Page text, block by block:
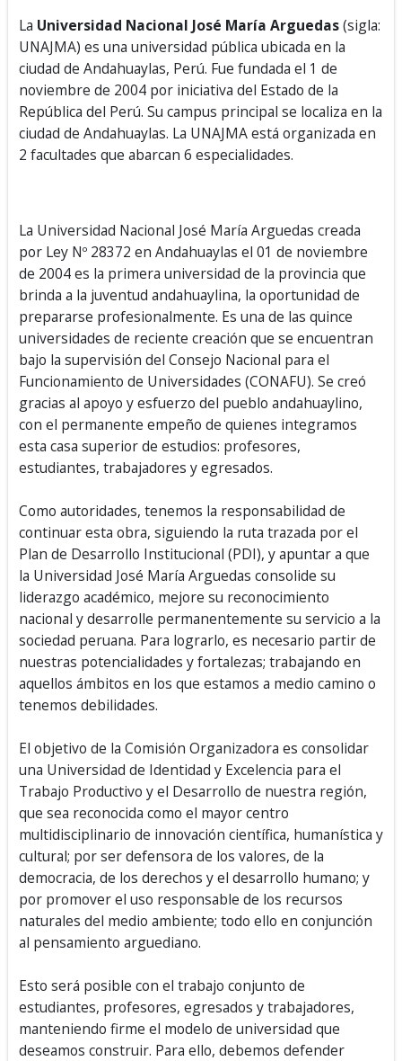
La Universidad Nacional José María Arguedas(sigla:
UNAJMA) es una universidad pública ubicada en la
ciudad de Andahuaylas, Perú. Fue fundada el 1 de
noviembre de 2004 por iniciativa del Estado de la
República del Perú. Su campus principal se localiza en la
ciudad de Andahuaylas. La UNAJMA está organizada en
2 facultades que abarcan 6 especialidades.
La Universidad Nacional José María Arguedas creada
por Ley Nº 28372 en Andahuaylas el 01 de noviembre
de 2004 es la primera universidad de la provincia que
brinda a la juventud andahuaylina, la oportunidad de
prepararse profesionalmente. Es una de las quince
universidades de reciente creación que se encuentran
bajo la supervisión del Consejo Nacional para el
Funcionamiento de Universidades (CONAFU). Se creó
gracias al apoyo y esfuerzo del pueblo andahuaylino,
con el permanente empeño de quienes integramos
esta casa superior de estudios: profesores,
estudiantes, trabajadores y egresados.
Como autoridades, tenemos la responsabilidad de
continuar esta obra, siguiendo la ruta trazada por el
Plan de Desarrollo Institucional (PDI), y apuntar a que
la Universidad José María Arguedas consolide su
liderazgo académico, mejore su reconocimiento
nacional y desarrolle permanentemente su servicio a la
sociedad peruana. Para lograrlo, es necesario partir de
nuestras potencialidades y fortalezas; trabajando en
aquellos ámbitos en los que estamos a medio camino o
tenemos debilidades.
El objetivo de la Comisión Organizadora es consolidar
una Universidad de Identidad y Excelencia para el
Trabajo Productivo y el Desarrollo de nuestra región,
que sea reconocida como el mayor centro
multidisciplinario de innovación científica, humanística y
cultural; por ser defensora de los valores, de la
democracia, de los derechos y el desarrollo humano; y
por promover el uso responsable de los recursos
naturales del medio ambiente; todo ello en conjunción
al pensamiento arguediano.
Esto será posible con el trabajo conjunto de
estudiantes, profesores, egresados y trabajadores,
manteniendo firme el modelo de universidad que
deseamos construir. Para ello, debemos defender